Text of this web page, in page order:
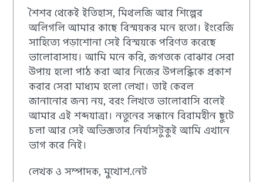
শৈশব থেকেই ইতিহাস, মিথলজি আর শিল্পের
অলিগলি আমার কাছে বিস্ময়কর মনে হতো। ইংরেজি
সাহিত্যে পড়াশোনা সেই বিস্ময়কে পরিণত করেছে
ভালোবাসায়। আমি মনে করি, জগতকে বোঝার সেরা
উপায় হলো পাঠ করা আর নিজের উপলব্ধিকে প্রকাশ
করার সেরা মাধ্যম হলো লেখা। তাই কেবল
জানানোর জন্য নয়, বরং লিখতে ভালোবাসি বলেই
আমার এই শব্দযাত্রা। নতুনের সন্ধানে বিরামহীন ছুটে
চলা আর সেই অভিজ্ঞতার নির্যাসটুকুই আমি এখানে
ভাগ করে নিই।
লেখক ও সম্পাদক, মুখোশ.নেট